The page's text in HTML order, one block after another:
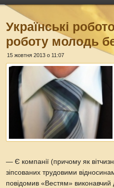
Українські
роботу молодь
15 жовтня 2013 о 11:07
— Є компанії (причому як
зіпсованих трудовими
повідомив «Вестям» виконавчий